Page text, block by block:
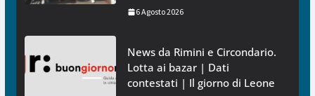
6 Agosto 2026
News da Rimini e Circondario.
Lotta ai bazar | Dati
contestati | Il giorno di Leone